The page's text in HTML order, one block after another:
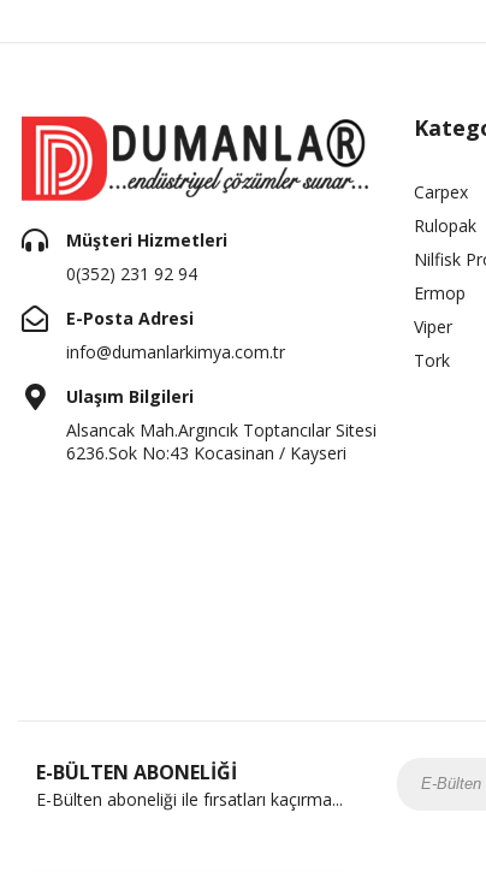
Müşteri Hizmetleri
0(352) 231 92 94
E-Posta Adresi
info@dumanlarkimya.com.tr
Ulaşım Bilgileri
Alsancak Mah.Argıncık Toptancılar Sitesi
6236.Sok No:43 Kocasinan / Kayseri
Carpex
Rulopak
Nilfisk
Ermop
Viper
Tork
E-BÜLTEN ABONELİĞİ
E-Bülten aboneliği ile fırsatları kaçırma...